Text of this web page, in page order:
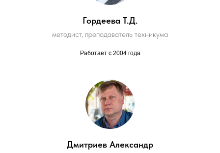
Гордеева Т.Д.
методист, преподаватель техникума
Работает с 2004 года
Дмитриев Александр